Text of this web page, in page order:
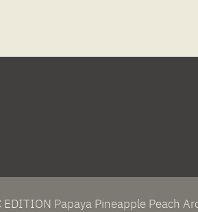
EDITION Papaya Pineapple Peach